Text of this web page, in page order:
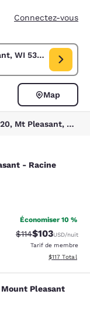
Connectez-vous
WI 53406, USA
#20, Mt Pleasant, WI
Map
26 hôtels près de 7111 Washington Ave #20, Mt Pleasant, WI 53406, USA
-
- Racine
Économiser 10 %
Tarif barré :
$114Tarif réduit :
$103USD/nuit
Tarif de membre
Afficher les
$117 Total
Mount
Pleasant